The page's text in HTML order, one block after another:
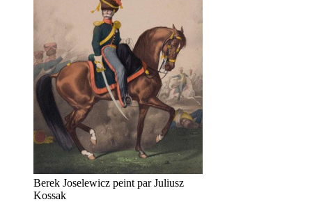
Berek Joselewicz peint par Juliusz
Kossak